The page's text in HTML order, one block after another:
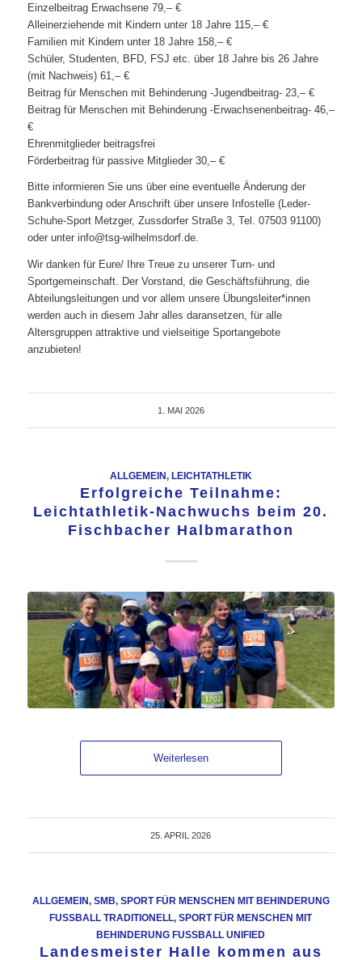
Einzelbeitrag Erwachsene 79,– €
Alleinerziehende mit Kindern unter 18 Jahre 115,– €
Familien mit Kindern unter 18 Jahre 158,– €
Schüler, Studenten, BFD, FSJ etc. über 18 Jahre bis 26 Jahre
(mit Nachweis) 61,– €
Beitrag für Menschen mit Behinderung -Jugendbeitrag- 23,– €
Beitrag für Menschen mit Behinderung -Erwachsenenbeitrag- 46,–
€
Ehrenmitglieder beitragsfrei
Förderbeitrag für passive Mitglieder 30,– €
Bitte informieren Sie uns über eine eventuelle Änderung der
Bankverbindung oder Anschrift über unsere Infostelle (Leder-
Schuhe-Sport Metzger, Zussdorfer Straße 3, Tel. 07503 91100)
oder unter info@tsg-wilhelmsdorf.de.
Wir danken für Eure/ Ihre Treue zu unserer Turn- und
Sportgemeinschaft. Der Vorstand, die Geschäftsführung, die
Abteilungsleitungen und vor allem unsere Übungsleiter*innen
werden auch in diesem Jahr alles daransetzen, für alle
Altersgruppen attraktive und vielseitige Sportangebote
anzubieten!
1. MAI 2026
ALLGEMEIN LEICHTATHLETIK
Erfolgreiche Teilnahme:
Leichtathletik-Nachwuchs beim 20.
Fischbacher Halbmarathon
Weiterlesen
25. APRIL 2026
ALLGEMEIN, SMB, SPORT FÜR MENSCHEN MIT BEHINDERUNG
FUSSBALL TRADITIONELL ,SPORT FÜR MENSCHEN MIT
BEHINDERUNG FUSSBALL UNIFIED
Landesmeister Halle kommen aus